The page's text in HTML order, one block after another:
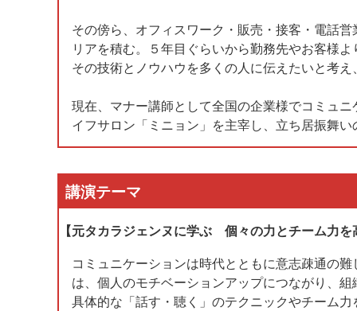
その傍ら、オフィスワーク・販売・接客・電話
リアを積む。５年目ぐらいから勤務先やお客様
その技術とノウハウを多くの人に伝えたいと考
現在、マナー講師として全国の企業様でコミュ
イフサロン「ミニョン」を主宰し、立ち居振舞
講演テーマ
【元タカラジェンヌに学ぶ 個々の力とチーム力
コミュニケーションは時代とともに意志疎通の
は、個人のモチベーションアップにつながり、
具体的な「話す・聴く」のテクニックやチーム